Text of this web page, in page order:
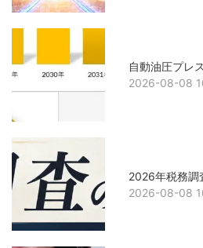
自動油圧プレ
2026-08-08
2026年税務調
2026-08-08